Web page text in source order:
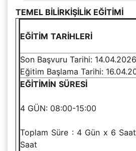
TEMEL BİLİRKİŞİLİK EĞİTİMİ
EĞİTİM TARİHLERİ
Son Başvuru Tarihi: 14.04.2026
Eğitim Başlama Tarihi:
EĞİTİMİN SÜRESİ
4 GÜN: 08:00-15:00
Toplam Süre : 4 Gün x 6
Saat